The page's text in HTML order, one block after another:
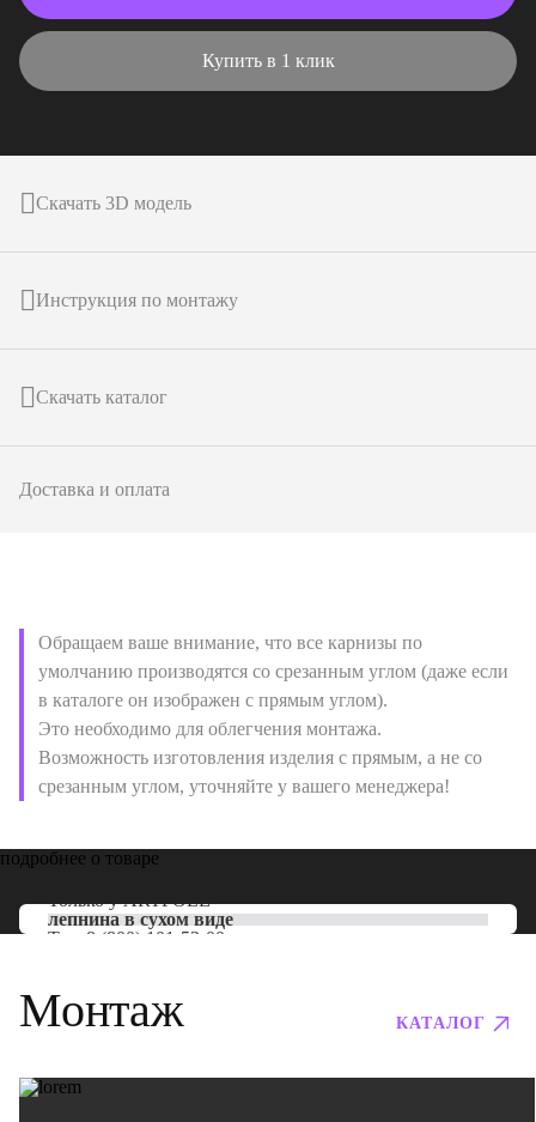
Купить в 1 клик
Скачать 3D модель
Инструкция по монтажу
Скачать каталог
Доставка и оплата
Обращаем ваше внимание, что все карнизы по
умолчанию производятся со срезанным углом (даже если
в каталоге он изображен с прямым углом).
Это необходимо для облегчения монтажа.
Возможность изготовления изделия с прямым, а не со
срезанным углом, уточняйте у вашего менеджера!
подробнее о товаре
Только уARTPOLE
лепнина в сухом виде
Тел: 8 (800) 101-53-00
Монтаж КАТАЛОГ